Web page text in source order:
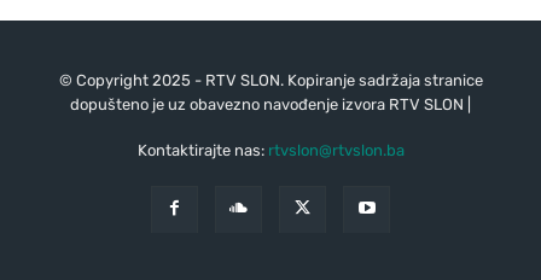
© Copyright 2025 - RTV SLON. Kopiranje sadržaja stranice
dopušteno je uz obavezno navođenje izvora RTV SLON |
Kontaktirajte nas: rtvslon@rtvslon.ba